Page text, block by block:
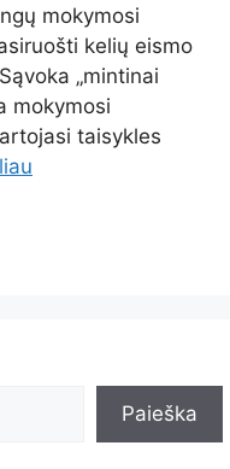
mokymosi
kelių eismo
„mintinai
mokymosi
taisykles
Paieška